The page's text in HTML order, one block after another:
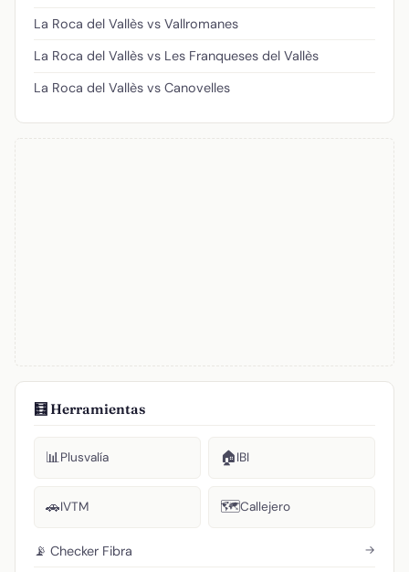
La Roca del Vallès vs Vallromanes
La Roca del Vallès vs Les Franqueses del Vallès
La Roca del Vallès vs Canovelles
🧮 Herramientas
📊Plusvalía 🏠IBI
🚗IVTM 🗺️Callejero
📡 Checker Fibra →